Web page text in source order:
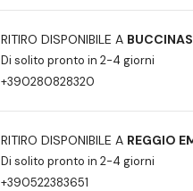
RITIRO DISPONIBILE A
Di solito pronto in 2-4 giorni
+390280828320
RITIRO DISPONIBILE A REGGIO
Di solito pronto in 2-4 giorni
+390522383651